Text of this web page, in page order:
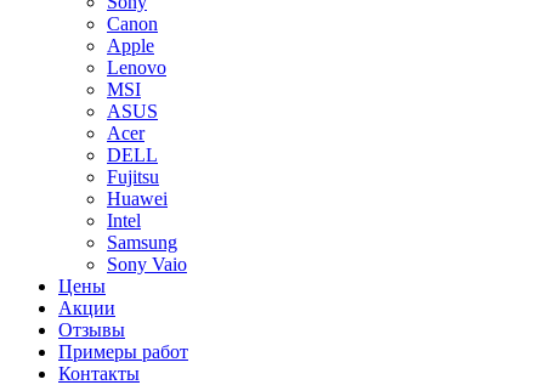
Canon
Apple
Lenovo
MSI
ASUS
Acer
DELL
Fujitsu
Huawei
Intel
Samsung
Sony Vaio
Цены
Акции
Отзывы
Примеры работ
Контакты